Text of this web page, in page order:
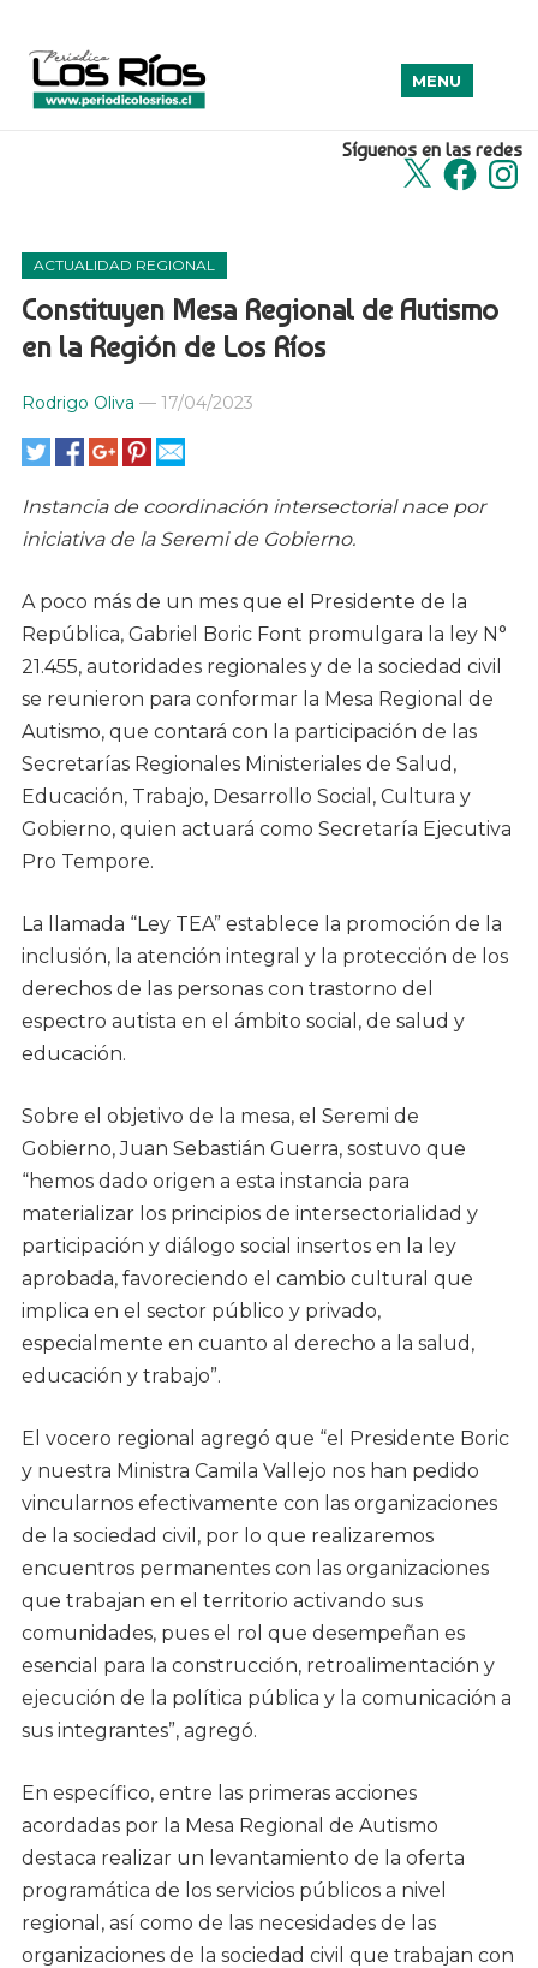
Síguenos en las redes
X Facebook
MENU
ACTUALIDAD REGIONAL
Constituyen Mesa Regional de Autismo
en la Región de Los Ríos
Rodrigo Oliva — 17/04/2023
Instancia de coordinación intersectorial nace por
iniciativa de la Seremi de Gobierno.
A poco más de un mes que el Presidente de la
República, Gabriel Boric Font promulgara la ley N°
21.455, autoridades regionales y de la sociedad civil
se reunieron para conformar la Mesa Regional de
Autismo, que contará con la participación de las
Secretarías Regionales Ministeriales de Salud,
Educación, Trabajo, Desarrollo Social, Cultura y
Gobierno, quien actuará como Secretaría Ejecutiva
Pro Tempore.
La llamada “Ley TEA” establece la promoción de la
inclusión, la atención integral y la protección de los
derechos de las personas con trastorno del
espectro autista en el ámbito social, de salud y
educación.
Sobre el objetivo de la mesa, el Seremi de
Gobierno, Juan Sebastián Guerra, sostuvo que
“hemos dado origen a esta instancia para
materializar los principios de intersectorialidad y
participación y diálogo social insertos en la ley
aprobada, favoreciendo el cambio cultural que
implica en el sector público y privado,
especialmente en cuanto al derecho a la salud,
educación y trabajo”.
El vocero regional agregó que “el Presidente Boric
y nuestra Ministra Camila Vallejo nos han pedido
vincularnos efectivamente con las organizaciones
de la sociedad civil, por lo que realizaremos
encuentros permanentes con las organizaciones
que trabajan en el territorio activando sus
comunidades, pues el rol que desempeñan es
esencial para la construcción, retroalimentación y
ejecución de la política pública y la comunicación a
sus integrantes”, agregó.
En específico, entre las primeras acciones
acordadas por la Mesa Regional de Autismo
destaca realizar un levantamiento de la oferta
programática de los servicios públicos a nivel
regional, así como de las necesidades de las
organizaciones de la sociedad civil que trabajan con